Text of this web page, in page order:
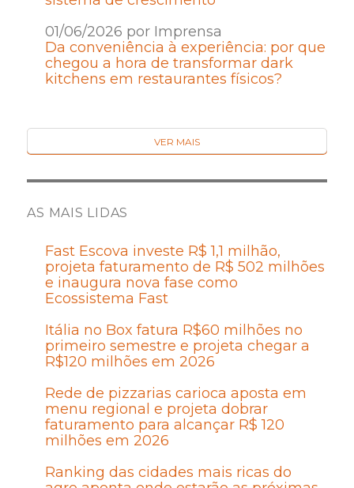
01/06/2026 por Imprensa
Da conveniência à experiência: por que
chegou a hora de transformar dark
kitchens em restaurantes físicos?
VER MAIS
AS MAIS LIDAS
Fast Escova investe R$ 1,1 milhão,
projeta faturamento de R$ 502 milhões
e inaugura nova fase como
Ecossistema Fast
Itália no Box fatura R$60 milhões no
primeiro semestre e projeta chegar a
R$120 milhões em 2026
Rede de pizzarias carioca aposta em
menu regional e projeta dobrar
faturamento para alcançar R$ 120
milhões em 2026
Ranking das cidades mais ricas do